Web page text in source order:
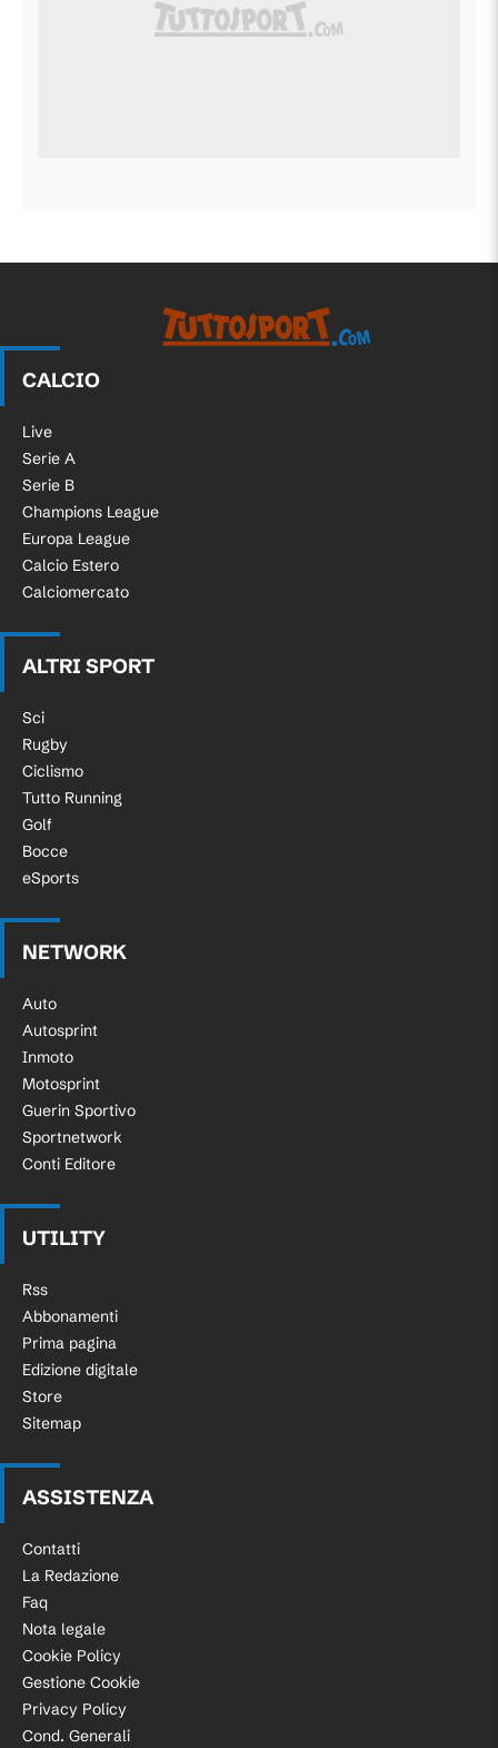
CALCIO
Live
Serie A
Serie B
Champions League
Europa League
Calcio Estero
Calciomercato
ALTRI SPORT
Sci
Rugby
Ciclismo
Tutto Running
Golf
Bocce
eSports
NETWORK
Auto
Autosprint
Inmoto
Motosprint
Guerin Sportivo
Sportnetwork
Conti Editore
UTILITY
Rss
Abbonamenti
Prima pagina
Edizione digitale
Store
Sitemap
ASSISTENZA
Contatti
La Redazione
Faq
Nota legale
Cookie Policy
Gestione Cookie
Privacy Policy
Cond. Generali